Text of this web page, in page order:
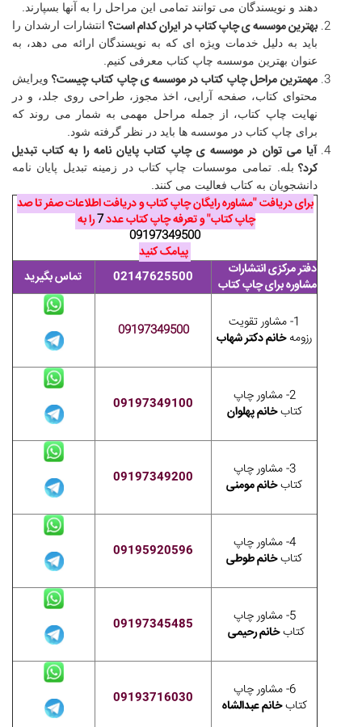
دهند و نویسندگان می توانند تمامی این مراحل را به آنها بسپارند.
بهترین موسسه ی چاپ کتاب در ایران کدام است؟ انتشارات ارشدان را
باید به دلیل خدمات ویژه ای که به نویسندگان ارائه می دهد، به
عنوان بهترین موسسه چاپ کتاب معرفی کنیم.
مهمترین مراحل چاپ کتاب در موسسه ی چاپ کتاب چیست؟ ویرایش
محتوای کتاب، صفحه آرایی، اخذ مجوز، طراحی روی جلد، و در
نهایت چاپ کتاب، از جمله مراحل مهمی به شمار می روند که
برای چاپ کتاب در موسسه ها باید در نظر گرفته شود.
آیا می توان در موسسه ی چاپ کتاب پایان نامه را به کتاب تبدیل
کرد؟ بله. تمامی موسسات چاپ کتاب در زمینه تبدیل پایان نامه
دانشجویان به کتاب فعالیت می کنند.
برای دریافت "مشاوره رایگان چاپ کتاب و دریافت اطلاعات صفر تا صد
چاپ کتاب" و تعرفه چاپ کتاب عدد7را به
09197349500
پیامک کنید
دفتر مرکزی انتشارات
مشاوره برای چاپ کتاب
02147625500 تماس بگیرید
1- مشاور تقویت
رزومهخانم دکتر شهاب 09197349500
2- مشاور چاپ
کتابخانم پهلوان 09197349100
3- مشاور چاپ
کتابخانم مومنی 09197349200
4- مشاور چاپ
کتابخانم طوطی 09195920596
5- مشاور چاپ
کتابخانم رحیمی 09197345485
6- مشاور چاپ
کتابخانم عبدالشاه 09193716030